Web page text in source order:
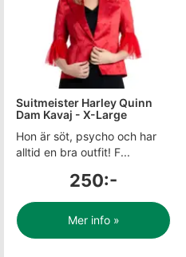
Suitmeister Harley Quinn
Dam Kavaj - X-Large
Hon är söt, psycho och har
alltid en bra outfit! F...
250:-
Mer info »